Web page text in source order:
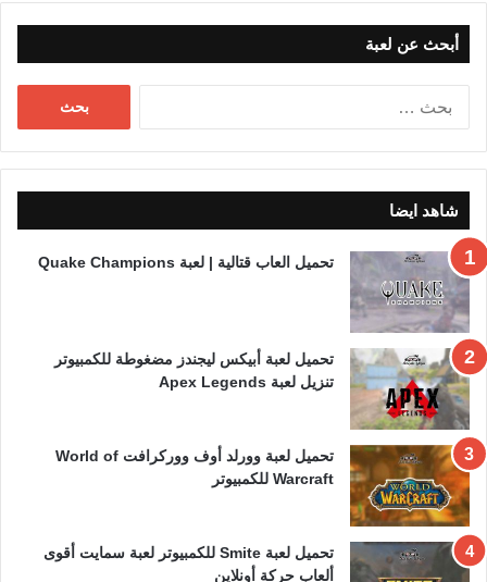
أبحث عن لعبة
شاهد ايضا
تحميل العاب قتالية | لعبة Quake Champions
تحميل لعبة أبيكس ليجندز مضغوطة للكمبيوتر
تنزيل لعبة Apex Legends
تحميل لعبة وورلد أوف ووركرافت World of
Warcraft للكمبيوتر
تحميل لعبة Smite للكمبيوتر لعبة سمايت أقوى
ألعاب حركة أونلاين